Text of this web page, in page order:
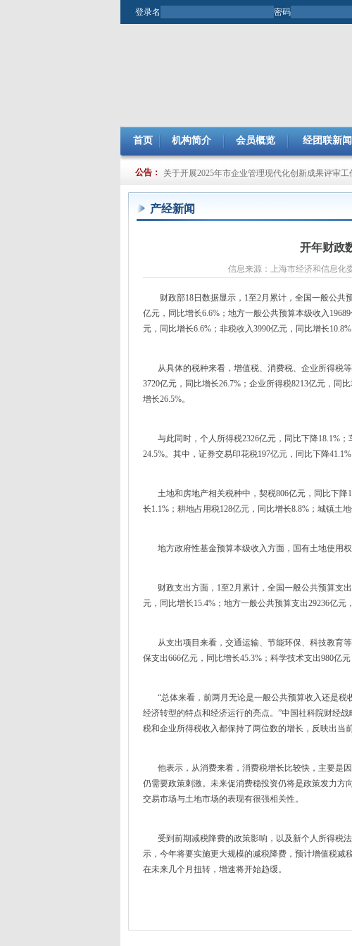
登录名 密码
首页 机构简介 会员概览 经团联新闻
公告：
关于提交2024年度节能减排（JJ）小组项目总结及
产经新闻
开年财政
信息来源：上海市经济和信息化
财政部18日数据显示，1至2月累计，全国一般公共
亿元，同比增长6.6%；地方一般公共预算本级收入
元，同比增长6.6%；非税收入3990亿元，同比增长10.8%
从具体的税种来看，增值税、消费税、企业所得税等
3720亿元，同比增长26.7%；企业所得税8213亿元，同
增长26.5%。
与此同时，个人所得税2326亿元，同比下降18.1%；
24.5%。其中，证券交易印花税197亿元，同比下降41.1%
土地和房地产相关税种中，契税806亿元，同比下降
长1.1%；耕地占用税128亿元，同比增长8.8%；城镇土
地方政府性基金预算本级收入方面，国有土地使用权
财政支出方面，1至2月累计，全国一般公共预算支出
元，同比增长15.4%；地方一般公共预算支出29236亿元
从支出项目来看，交通运输、节能环保、科技教育等
保支出666亿元，同比增长45.3%；科学技术支出980亿
“总体来看，前两月无论是一般公共预算收入还是税
经济转型的特点和经济运行的亮点。”中国社科院财经
税和企业所得税收入都保持了两位数的增长，反映出当
他表示，从消费来看，消费税增长比较快，主要是因
仍需要政策刺激。未来促消费稳投资仍将是政策发力方
交易市场与土地市场的表现有很强相关性。
受到前期减税降费的政策影响，以及新个人所得税法
示，今年将要实施更大规模的减税降费，预计增值税减
在未来几个月扭转，增速将开始趋缓。